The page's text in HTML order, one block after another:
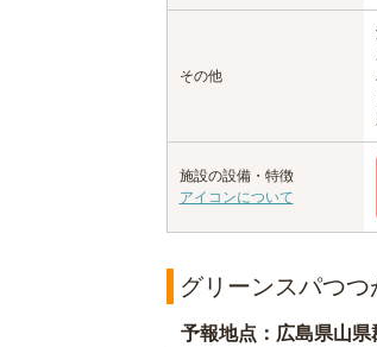
その他
施設の設備・特徴
アイコンについて
グリーンスパつ
予報地点：広島県山県